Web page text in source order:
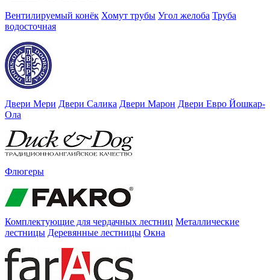
Вентилируемый конёк Хомут трубы Угол желоба Труба
водосточная
Двери Мери Двери Салика Двери Марон Двери Евро Йошкар-
Ола
Флюгеры
Комплектующие для чердачных лестниц Металлические
лестницы Деревянные лестницы Окна